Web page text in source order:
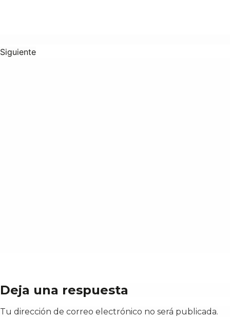
Siguiente
Deja una respuesta
Tu dirección de correo electrónico no será publicada.